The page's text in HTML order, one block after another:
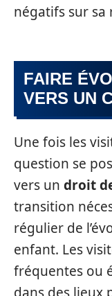
négatifs sur sa
FAIRE
VERS UN
Une fois les
question se
vers un droit
transition
régulier de
enfant. Les
fréquentes ou